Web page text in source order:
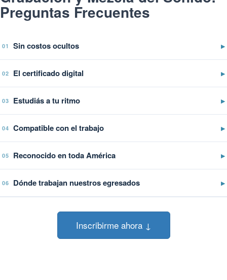
Preguntas Frecuentes
01 Sin costos ocultos ▶
02 El certificado digital ▶
03 Estudiás a tu ritmo ▶
04 Compatible con el trabajo ▶
05 Reconocido en toda América ▶
06 Dónde trabajan nuestros egresados ▶
Inscribirme ahora ↓